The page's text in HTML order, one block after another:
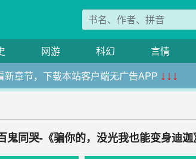
网游 科幻 言情
新章节，下载本站客户端无广告APP ↓↓↓
鬼同哭-《骗你的，没光我也能变身迪迦